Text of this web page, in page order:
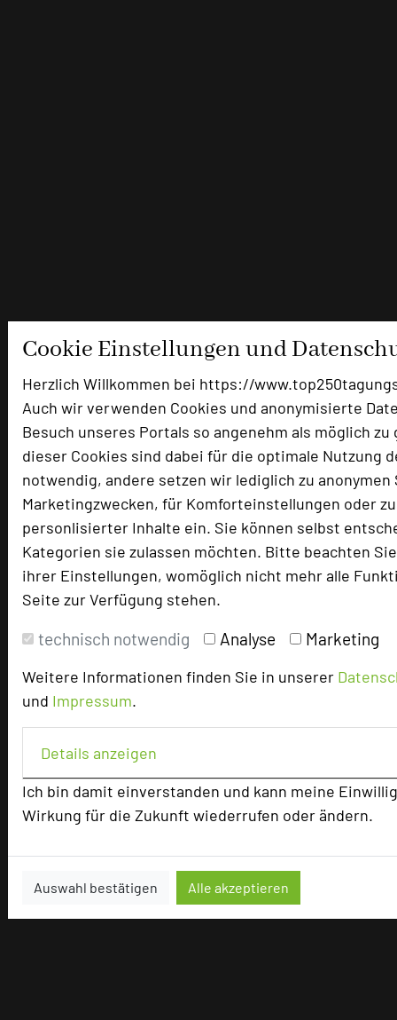
Cookie Einstellungen und
Herzlich Willkommen bei https://
Auch wir verwenden Cookies und anonymisierte
Besuch unseres Portals so angenehm als möglich
dieser Cookies sind dabei für die optimale Nutzung
notwendig, andere setzen wir lediglich zu
Marketingzwecken, für Komforteinstellungen oder
personlisierter Inhalte ein. Sie können selbst
Kategorien sie zulassen möchten. Bitte beachten
ihrer Einstellungen, womöglich nicht mehr alle
Seite zur Verfügung stehen.
technisch notwendig Analyse Marketing
Weitere Informationen finden Sie in unserer
und Impressum.
Details anzeigen
Ich bin damit einverstanden und kann meine
Wirkung für die Zukunft wiederrufen oder ändern.
Auswahl bestätigen Alle akzeptieren
Tagungshotels
QUALITÄTSGEPRÜFT!
Unser Redaktionsteam empfiehlt 250 Tagungshotels, die
Beliebte Suchlisten